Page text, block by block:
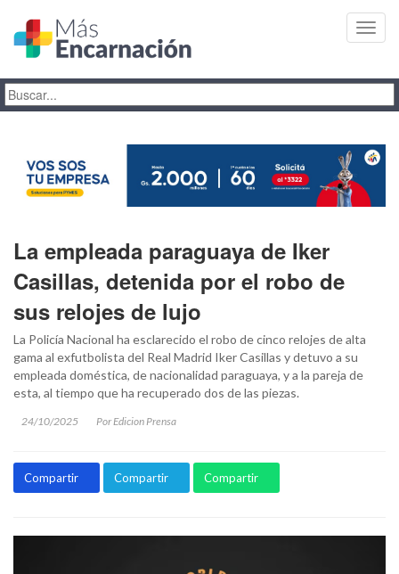
La empleada paraguaya de Iker
Casillas, detenida por el robo de
sus relojes de lujo
La Policía Nacional ha esclarecido el robo de cinco relojes de alta
gama al exfutbolista del Real Madrid Iker Casillas y detuvo a su
empleada doméstica, de nacionalidad paraguaya, y a la pareja de
esta, al tiempo que ha recuperado dos de las piezas.
24/10/2025 Por Edicion Prensa
Compartir Compartir Compartir